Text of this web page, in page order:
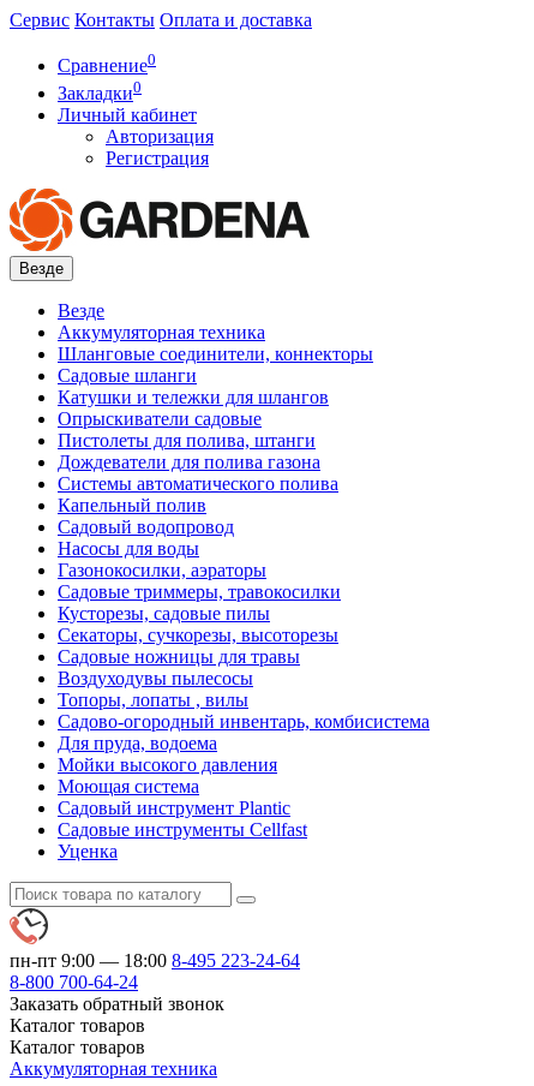
Сервис Контакты Оплата и доставка
Сравнение0
Закладки0
Личный кабинет
Авторизация
Регистрация
Везде
Везде
Аккумуляторная техника
Шланговые соединители, коннекторы
Садовые шланги
Катушки и тележки для шлангов
Опрыскиватели садовые
Пистолеты для полива, штанги
Дождеватели для полива газона
Системы автоматического полива
Капельный полив
Садовый водопровод
Насосы для воды
Газонокосилки, аэраторы
Садовые триммеры, травокосилки
Кусторезы, садовые пилы
Секаторы, сучкорезы, высоторезы
Садовые ножницы для травы
Воздуходувы пылесосы
Топоры, лопаты , вилы
Садово-огородный инвентарь, комбисистема
Для пруда, водоема
Мойки высокого давления
Моющая система
Садовый инструмент Plantic
Садовые инструменты Cellfast
Уценка
пн-пт 9:00 — 18:00 8-495 223-24-64
8-800 700-64-24
Заказать обратный звонок
Каталог товаров
Каталог товаров
Аккумуляторная техника